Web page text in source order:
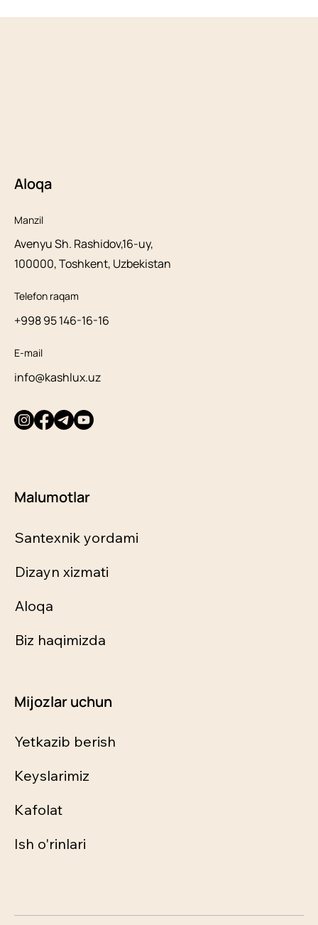
Aloqa
Manzil
Avenyu Sh. Rashidov,16-uy,
100000, Toshkent, Uzbekistan
Telefon raqam
+998 95 146-16-16
E-mail
info@kashlux.uz
Malumotlar
Santexnik yordami
Dizayn xizmati
Aloqa
Biz haqimizda
Mijozlar uchun
Yetkazib berish
Keyslarimiz
Kafolat
Ish o'rinlari